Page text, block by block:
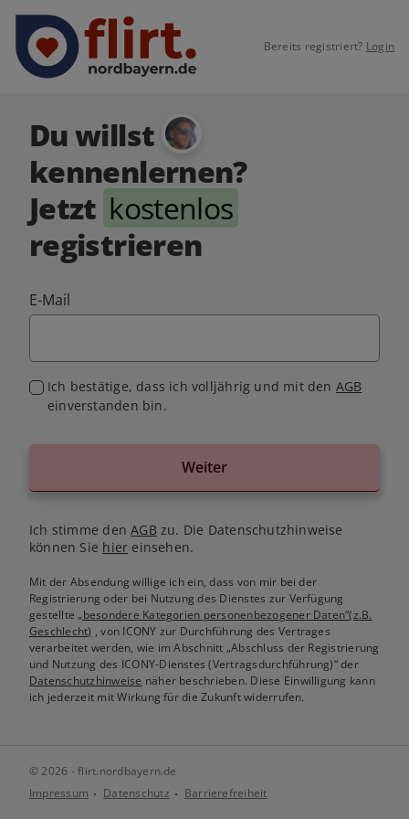
Bereits registriert? Login
Du willst
kennenlernen?
Jetzt kostenlos
registrieren
E-Mail
Ich bestätige, dass ich volljährig und mit den AGB
einverstanden bin.
Weiter
Ich stimme denAGB zu. Die Datenschutzhinweise
können Sie hier einsehen.
Mit der Absendung willige ich ein, dass von mir bei der
Registrierung oder bei Nutzung des Dienstes zur Verfügung
gestellte„besondere Kategorien personenbezogener Daten“(z.B.
Geschlecht) , von ICONY zur Durchführung des Vertrages
verarbeitet werden, wie im Abschnitt „Abschluss der Registrierung
und Nutzung des ICONY-Dienstes (Vertragsdurchführung)“ der
Datenschutzhinweise näher beschrieben. Diese Einwilligung kann
ich jederzeit mit Wirkung für die Zukunft widerrufen.
© 2026 - flirt.nordbayern.de
Impressum
Datenschutz Barrierefreiheit